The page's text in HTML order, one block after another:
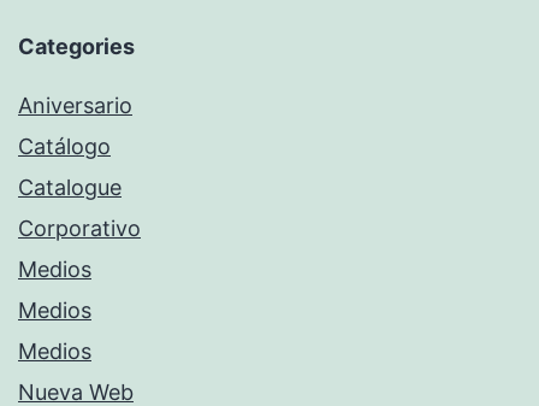
Categories
Aniversario
Catálogo
Catalogue
Corporativo
Medios
Medios
Medios
Nueva Web